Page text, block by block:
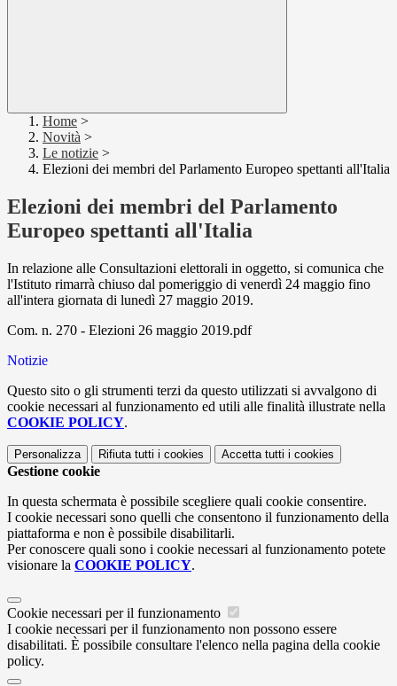
Home >
Novità >
Le notizie >
Elezioni dei membri del Parlamento Europeo spettanti all'Italia
Elezioni dei membri del Parlamento
Europeo spettanti all'Italia
In relazione alle Consultazioni elettorali in oggetto, si comunica che
l'Istituto rimarrà chiuso dal pomeriggio di venerdì 24 maggio fino
all'intera giornata di lunedì 27 maggio 2019.
Com. n. 270 - Elezioni 26 maggio 2019.pdf
Notizie
Questo sito o gli strumenti terzi da questo utilizzati si avvalgono di
cookie necessari al funzionamento ed utili alle finalità illustrate nella
COOKIE POLICY.
Personalizza Rifiuta tutti i cookies Accetta tutti i cookies
Gestione cookie
In questa schermata è possibile scegliere quali cookie consentire.
I cookie necessari sono quelli che consentono il funzionamento della
piattaforma e non è possibile disabilitarli.
Per conoscere quali sono i cookie necessari al funzionamento potete
visionare la COOKIE POLICY.
Cookie necessari per il funzionamento
I cookie necessari per il funzionamento non possono essere
disabilitati. È possibile consultare l'elenco nella pagina della cookie
policy.